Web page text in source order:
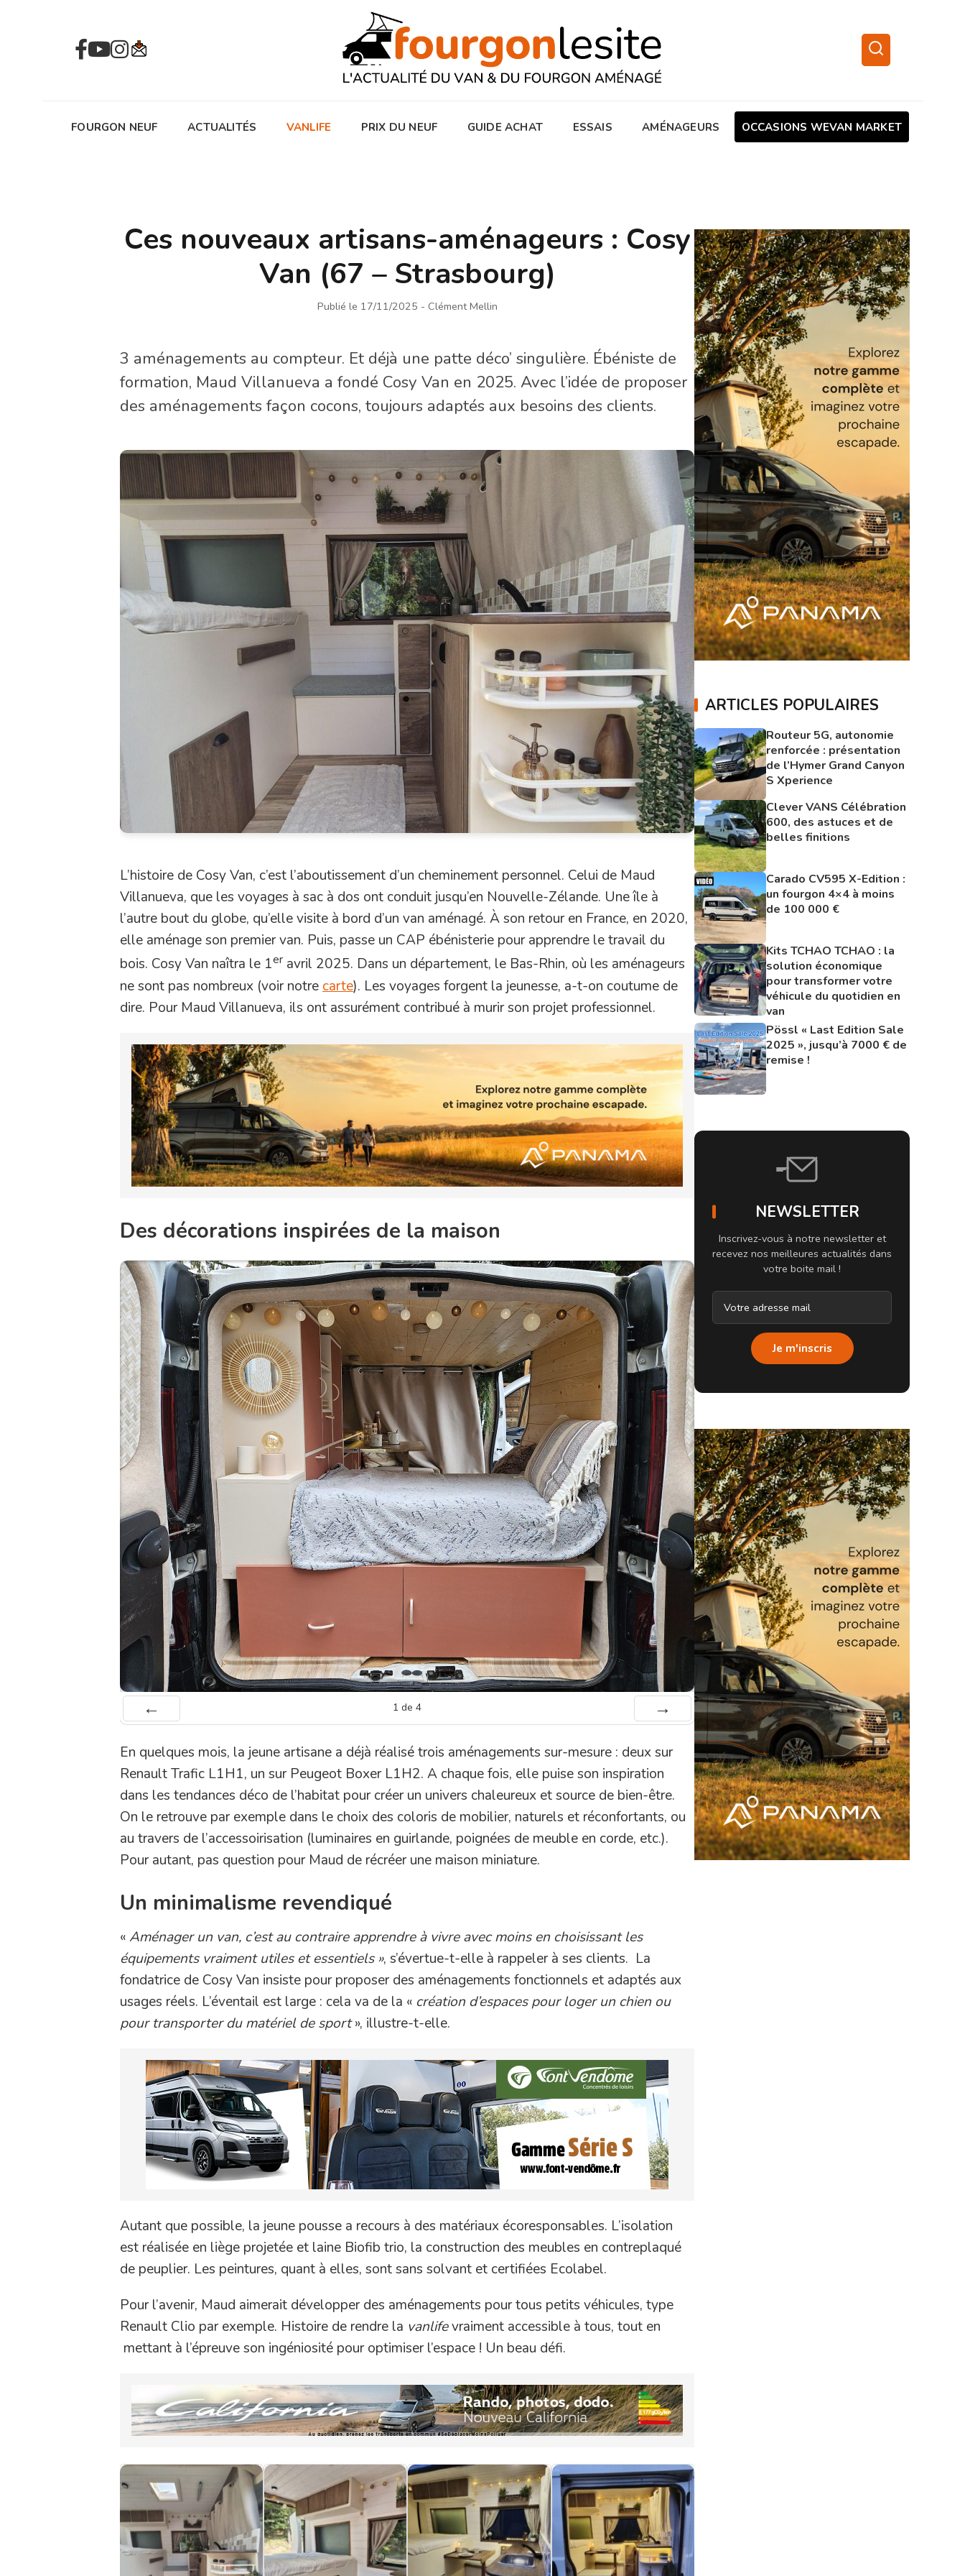
FOURGON NEUF ACTUALITÉS VANLIFE PRIX DU NEUF GUIDE ACHAT ESSAIS AMÉNAGEURS OCCASIONS WEVAN MARKET
Ces nouveaux artisans-aménageurs : Cosy
Van (67 – Strasbourg)
Publié le 17/11/2025 - Clément Mellin
3 aménagements au compteur. Et déjà une patte déco’ singulière. Ébéniste de
formation, Maud Villanueva a fondé Cosy Van en 2025. Avec l’idée de proposer
des aménagements façon cocons, toujours adaptés aux besoins des clients.
L’histoire de Cosy Van, c’est l’aboutissement d’un cheminement personnel. Celui de Maud
Villanueva, que les voyages à sac à dos ont conduit jusqu’en Nouvelle-Zélande. Une île à
l’autre bout du globe, qu’elle visite à bord d’un van aménagé. À son retour en France, en 2020,
elle aménage son premier van. Puis, passe un CAP ébénisterie pour apprendre le travail du
bois. Cosy Van naîtra le 1er avril 2025. Dans un département, le Bas-Rhin, où les aménageurs
ne sont pas nombreux (voir notre carte). Les voyages forgent la jeunesse, a-t-on coutume de
dire. Pour Maud Villanueva, ils ont assurément contribué à murir son projet professionnel.
Des décorations inspirées de la maison
1 de 4
En quelques mois, la jeune artisane a déjà réalisé trois aménagements sur-mesure : deux sur
Renault Trafic L1H1, un sur Peugeot Boxer L1H2. A chaque fois, elle puise son inspiration
dans les tendances déco de l’habitat pour créer un univers chaleureux et source de bien-être.
On le retrouve par exemple dans le choix des coloris de mobilier, naturels et réconfortants, ou
au travers de l’accessoirisation (luminaires en guirlande, poignées de meuble en corde, etc.).
Pour autant, pas question pour Maud de récréer une maison miniature.
Un minimalisme revendiqué
«Aménager un van, c’est au contraire apprendre à vivre avec moins en choisissant les
équipements vraiment utiles et essentiels », s’évertue-t-elle à rappeler à ses clients. La
fondatrice de Cosy Van insiste pour proposer des aménagements fonctionnels et adaptés aux
usages réels. L’éventail est large : cela va de la « création d’espaces pour loger un chien ou
pour transporter du matériel de sport», illustre-t-elle.
Autant que possible, la jeune pousse a recours à des matériaux écoresponsables. L’isolation
est réalisée en liège projetée et laine Biofib trio, la construction des meubles en contreplaqué
de peuplier. Les peintures, quant à elles, sont sans solvant et certifiées Ecolabel.
Pour l’avenir, Maud aimerait développer des aménagements pour tous petits véhicules, type
Renault Clio par exemple. Histoire de rendre la vanlifevraiment accessible à tous, tout en
mettant à l’épreuve son ingéniosité pour optimiser l’espace ! Un beau défi.
ARTICLES POPULAIRES
Routeur 5G, autonomie
renforcée : présentation
de l’Hymer Grand Canyon
S Xperience
Clever VANS Célébration
600, des astuces et de
belles finitions
Carado CV595 X-Edition :
un fourgon 4×4 à moins
de 100 000 €
Kits TCHAO TCHAO : la
solution économique
pour transformer votre
véhicule du quotidien en
van
Pössl « Last Edition Sale
2025 », jusqu’à 7000 € de
remise !
NEWSLETTER
Inscrivez-vous à notre newsletter et
recevez nos meilleures actualités dans
votre boite mail !
Je m'inscris